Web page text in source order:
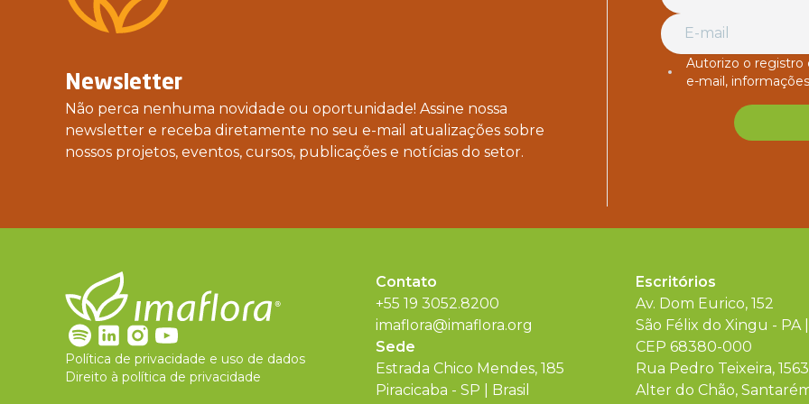
Newsletter
Não perca nenhuma novidade ou oportunidade! Assine nossa
newsletter e receba diretamente no seu e-mail atualizações sobre
nossos projetos, eventos, cursos, publicações e notícias do setor.
Autorizo o registro
e-mail,
Política de privacidade e uso de dados
Direito à política de privacidade
Contato
+55 19 3052.8200
imaflora@imaflora.org
Sede
Estrada Chico Mendes, 185
Piracicaba - SP | Brasil
Escritórios
Av. Dom Eurico, 152
São Félix do Xingu - PA |
CEP 68380-000
Rua Pedro Teixeira, 1563
Alter do Chão,